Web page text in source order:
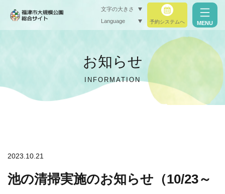
文字の大きさ
Language 予約システムへ MENU
お知らせ
INFORMATION
2023.10.21
池の清掃実施のお知らせ（10/23～